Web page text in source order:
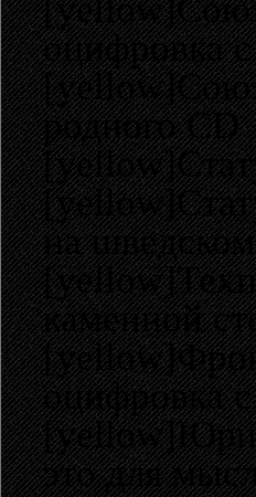
оцифровка
родного CD
на
каменной
оцифровка
это для